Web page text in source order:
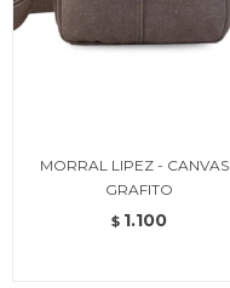
MORRAL LIPEZ -
GRAFITO
$ 1.100